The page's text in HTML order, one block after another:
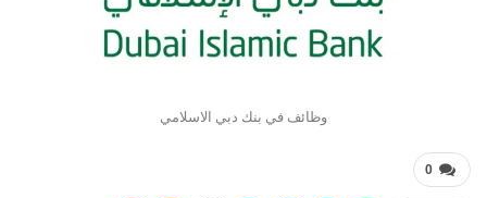
وظائف في بنك دبي الاسلامي
0